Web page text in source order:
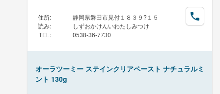
住所:
静岡県磐田市見付１８３９?１５
読み:
しずおかけんいわたしみつけ
TEL : 0538-36-7730
オーラツーミー ステインクリアペースト ナチュラルミ
ント 130g